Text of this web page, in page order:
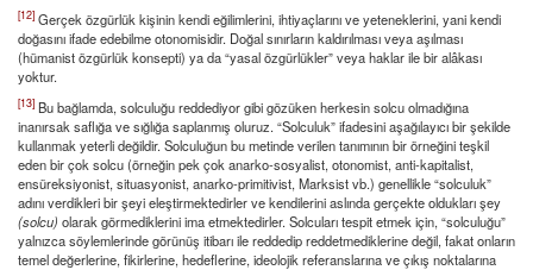
[12] Gerçek özgürlük kişinin kendi eğilimlerini, ihtiyaçlarını ve yeteneklerini, yani kendi
doğasını ifade edebilme otonomisidir. Doğal sınırların kaldırılması veya aşılması
(hümanist özgürlük konsepti) ya da “yasal özgürlükler” veya haklar ile bir alâkası
yoktur.
[13] Bu bağlamda, solculuğu reddediyor gibi gözüken herkesin solcu olmadığına
inanırsak saflığa ve sığlığa saplanmış oluruz. “Solculuk” ifadesini aşağılayıcı bir şekilde
kullanmak yeterli değildir. Solculuğun bu metinde verilen tanımının bir örneğini teşkil
eden bir çok solcu (örneğin pek çok anarko-sosyalist, otonomist, anti-kapitalist,
ensüreksiyonist, situasyonist, anarko-primitivist, Marksist vb.) genellikle “solculuk”
adını verdikleri bir şeyi eleştirmektedirler ve kendilerini aslında gerçekte oldukları şey
(solcu) olarak görmediklerini ima etmektedirler. Solcuları tespit etmek için, “solculuğu”
yalnızca söylemlerinde görünüş itibarı ile reddedip reddetmediklerine değil, fakat onların
temel değerlerine, fikirlerine, hedeflerine, ideolojik referanslarına ve çıkış noktalarına